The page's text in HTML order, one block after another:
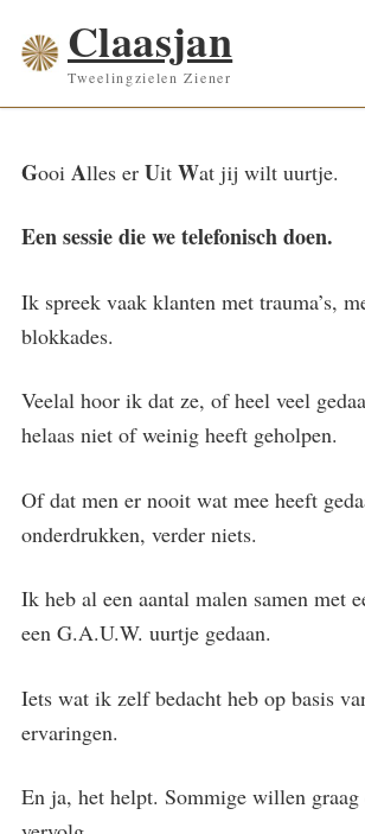
naar
Claasjan
Tweelingzielen Ziener
Gooi Alles er Uit Wat jij wilt uurtje.
Een sessie die we telefonisch doen.
Ik spreek vaak klanten met trauma’s,
blokkades.
Veelal hoor ik dat ze, of heel veel
helaas niet of weinig heeft geholpen.
Of dat men er nooit wat mee heeft
onderdrukken, verder niets.
Ik heb al een aantal malen samen met
een G.A.U.W. uurtje gedaan.
Iets wat ik zelf bedacht heb op basis
ervaringen.
En ja, het helpt. Sommige willen graag